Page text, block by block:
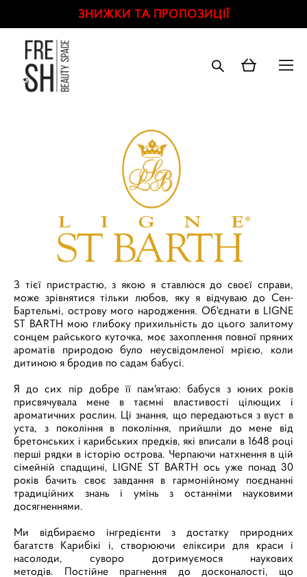
ЗНИЖКИ ТА ПРОПОЗИЦІЇ
З тієї пристрастю, з якою я ставлюся до своєї справи,
може зрівнятися тільки любов, яку я відчуваю до Сен-
Бартельмі, острову мого народження. Об'єднати в LIGNE
ST BARTH мою глибоку прихильність до цього залитому
сонцем райського куточка, моє захоплення повної пряних
ароматів природою було неусвідомленої мрією, коли
дитиною я бродив по садам бабусі.
Я до сих пір добре її пам'ятаю: бабуся з юних років
присвячувала мене в таємні властивості цілющих і
ароматичних рослин. Ці знання, що передаються з вуст в
уста, з покоління в покоління, прийшли до мене від
бретонських і карибських предків, які вписали в 1648 році
перші рядки в історію острова. Черпаючи натхнення в цій
сімейній спадщині, LIGNE ST BARTH ось уже понад 30
років бачить своє завдання в гармонійному поєднанні
традиційних знань і умінь з останніми науковими
досягненнями.
Ми відбираємо інгредієнти з достатку природних
багатств Карибікі і, створюючи еліксири для краси і
насолоди, суворо дотримуємося наукових
методів. Постійне прагнення до досконалості, що